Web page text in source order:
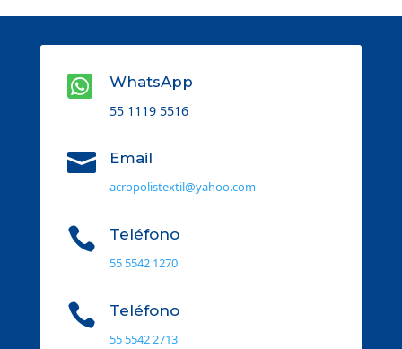
 WhatsApp
55 1119 5516
 Email
acropolistextil@yahoo.com
 Teléfono
55 5542 1270
 Teléfono
55 5542 2713